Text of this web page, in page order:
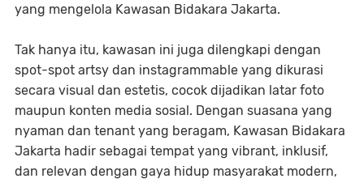
yang mengelola Kawasan Bidakara Jakarta.
Tak hanya itu, kawasan ini juga dilengkapi dengan
spot-spot artsy dan instagrammable yang dikurasi
secara visual dan estetis, cocok dijadikan latar foto
maupun konten media sosial. Dengan suasana yang
nyaman dan tenant yang beragam, Kawasan Bidakara
Jakarta hadir sebagai tempat yang vibrant, inklusif,
dan relevan dengan gaya hidup masyarakat modern,